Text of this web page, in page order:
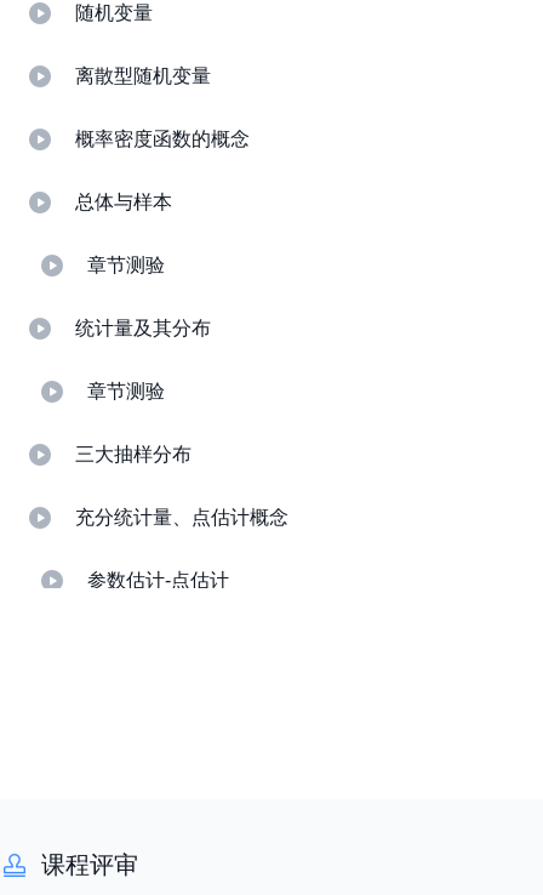
随机变量
离散型随机变量
概率密度函数的概念
总体与样本
章节测验
统计量及其分布
章节测验
三大抽样分布
充分统计量、点估计概念
参数估计-点估计
课程评审